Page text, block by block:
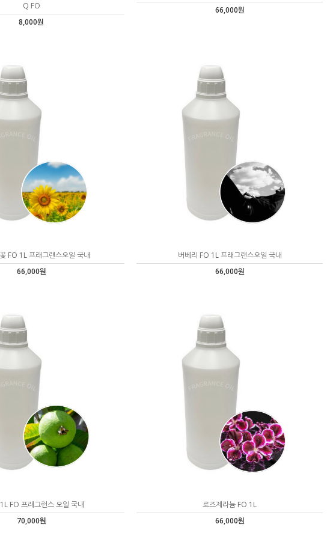
Q FO
8,000원
66,000원
FO 1L 프래그랜스오일 국내
66,000원
버베리 FO 1L 프래그랜스오일 국내
66,000원
FO 프래그런스 오일 국내
70,000원
로즈제라늄 FO 1L
66,000원